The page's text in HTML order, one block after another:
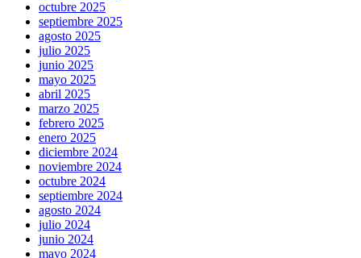
octubre 2025
septiembre 2025
agosto 2025
julio 2025
junio 2025
mayo 2025
abril 2025
marzo 2025
febrero 2025
enero 2025
diciembre 2024
noviembre 2024
octubre 2024
septiembre 2024
agosto 2024
julio 2024
junio 2024
mayo 2024